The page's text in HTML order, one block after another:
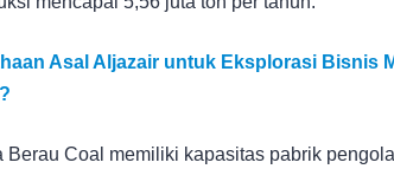
Asal Aljazair untuk Eksplorasi Bisnis
Coal memiliki kapasitas pabrik